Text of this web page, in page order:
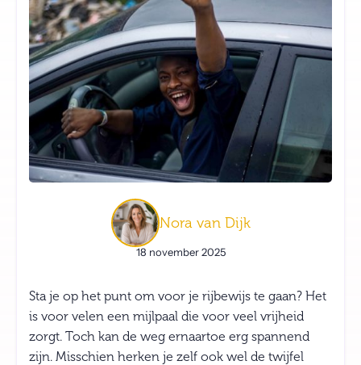
Nora van Dijk
18 november 2025
Sta je op het punt om voor je rijbewijs te gaan? Het
is voor velen een mijlpaal die voor veel vrijheid
zorgt. Toch kan de weg ernaartoe erg spannend
zijn. Misschien herken je zelf ook wel de twijfel